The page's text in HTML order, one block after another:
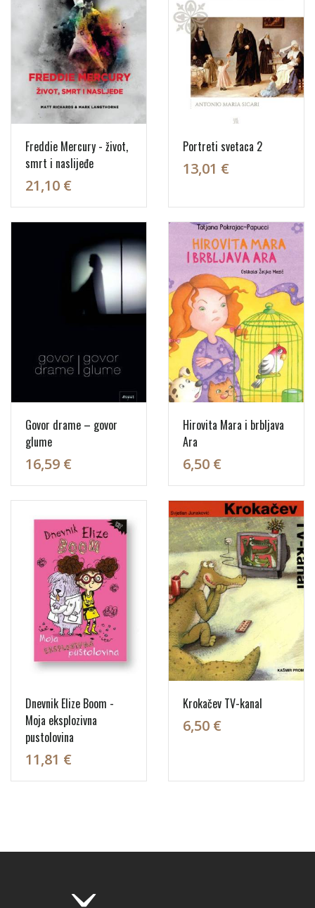
Freddie Mercury - život,
smrt i naslijeđe
21,10 €
Portreti svetaca 2
13,01 €
Govor drame – govor
glume
16,59 €
Hirovita Mara i brbljava
Ara
6,50 €
Dnevnik Elize Boom -
Moja eksplozivna
pustolovina
11,81 €
Krokačev TV-kanal
6,50 €